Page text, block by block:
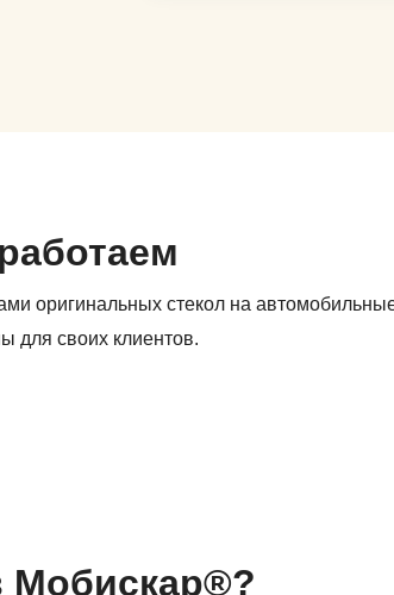
оригинальных стекол на
для своих клиентов.
Мобискар®?